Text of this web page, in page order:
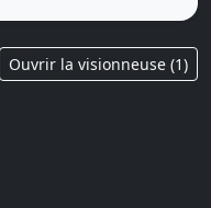
Ouvrir la visionneuse (1)